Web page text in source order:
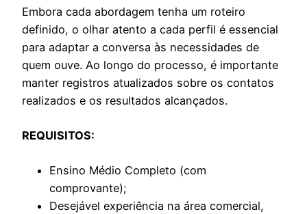
Embora cada abordagem tenha um roteiro
definido, o olhar atento a cada perfil é essencial
para adaptar a conversa às necessidades de
quem ouve. Ao longo do processo, é importante
manter registros atualizados sobre os contatos
realizados e os resultados alcançados.
REQUISITOS:
Ensino Médio Completo (com
comprovante);
Desejável experiência na área comercial,